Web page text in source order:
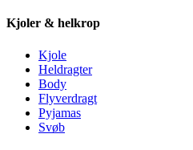
Kjoler & helkrop
Kjole
Heldragter
Body
Flyverdragt
Pyjamas
Svøb